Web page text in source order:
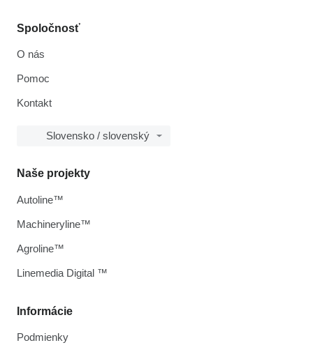
Spoločnosť
O nás
Pomoc
Kontakt
Slovensko / slovenský
Informácie
Podmienky
Naše projekty
Autoline™
Machineryline™
Agroline™
Linemedia Digital ™